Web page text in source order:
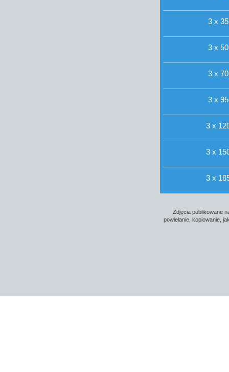
3 x
3 x
3 x
3 x
3 x
3 x
3 x
Zdjęcia publikowane
powielanie, kopiowanie,